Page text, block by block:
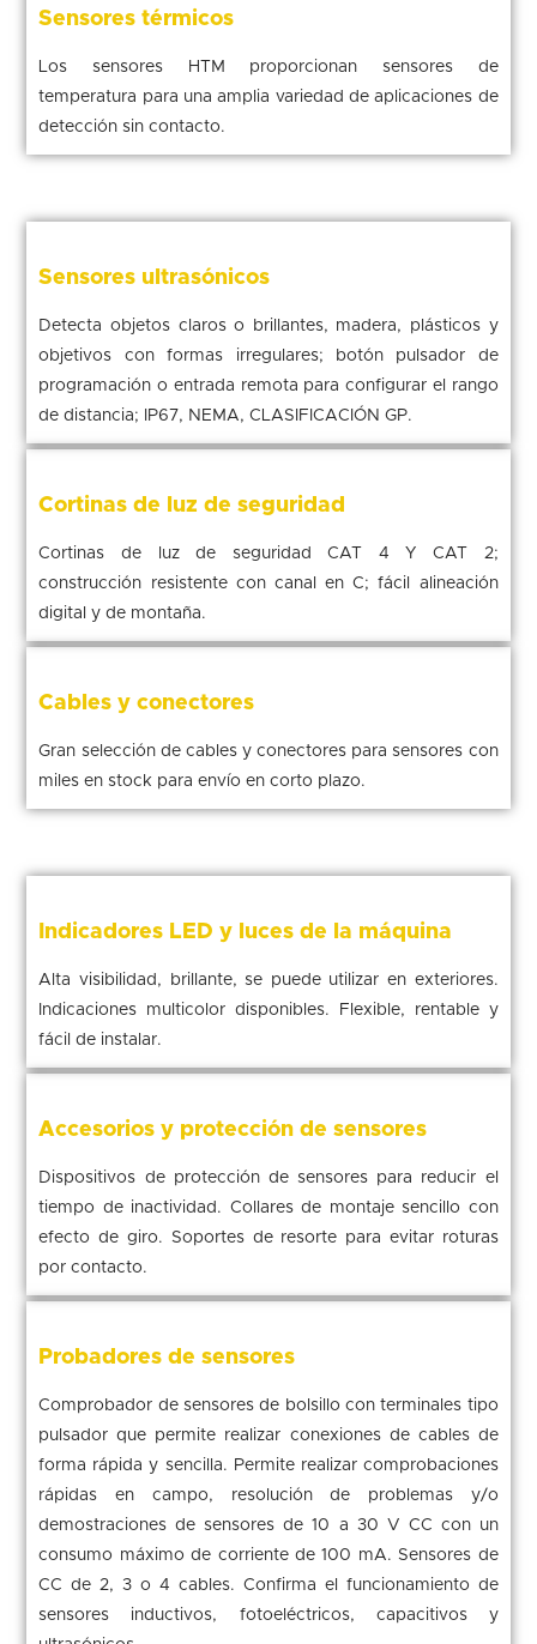
Sensores térmicos
Los sensores HTM proporcionan sensores de
temperatura para una amplia variedad de aplicaciones de
detección sin contacto.
Sensores ultrasónicos
Detecta objetos claros o brillantes, madera, plásticos y
objetivos con formas irregulares; botón pulsador de
programación o entrada remota para configurar el rango
de distancia; IP67, NEMA, CLASIFICACIÓN GP.
Cortinas de luz de seguridad
Cortinas de luz de seguridad CAT 4 Y CAT 2;
construcción resistente con canal en C; fácil alineación
digital y de montaña.
Cables y conectores
Gran selección de cables y conectores para sensores con
miles en stock para envío en corto plazo.
Indicadores LED y luces de la máquina
Alta visibilidad, brillante, se puede utilizar en exteriores.
Indicaciones multicolor disponibles. Flexible, rentable y
fácil de instalar.
Accesorios y protección de sensores
Dispositivos de protección de sensores para reducir el
tiempo de inactividad. Collares de montaje sencillo con
efecto de giro. Soportes de resorte para evitar roturas
por contacto.
Probadores de sensores
Comprobador de sensores de bolsillo con terminales tipo
pulsador que permite realizar conexiones de cables de
forma rápida y sencilla. Permite realizar comprobaciones
rápidas en campo, resolución de problemas y/o
demostraciones de sensores de 10 a 30 V CC con un
consumo máximo de corriente de 100 mA. Sensores de
CC de 2, 3 o 4 cables. Confirma el funcionamiento de
sensores inductivos, fotoeléctricos, capacitivos y